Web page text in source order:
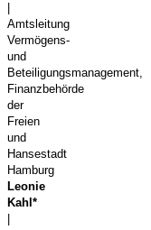
Amtsleitung
Vermögens-
und
Beteiligungsmanagement,
Finanzbehörde
der
Freien
und
Hansestadt
Hamburg
Leonie
Kahl*